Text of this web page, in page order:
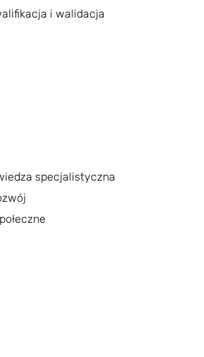
i walidacja
specjalistyczna